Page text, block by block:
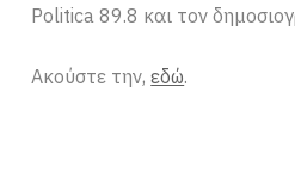
Politica 89.8 και τον
Ακούστε την,εδώ.